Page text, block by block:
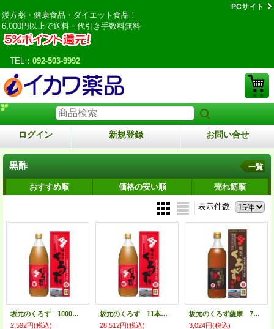
漢方薬・健康食品・ダイエット食品！
6,000円以上で送料・代引き手数料無料
TEL： 092-503-9992
PCサイト
ログイン 新規登録 お問い合せ
黒酢 一覧
おすすめ順 価格の安い順 売れ筋順
表示件数:
坂元のくろず 1000ｍｌ
2,592円(税込)
坂元のくろず 11本＋サービス付き
28,512円(税込)
坂元のくろず薩摩 700ｍｌ
3,024円(税込)